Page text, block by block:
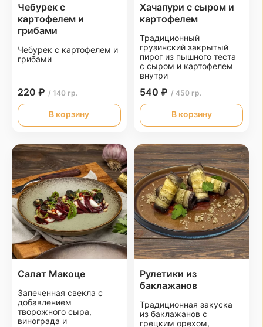
Чебурек с
картофелем и
грибами
Чебурек с картофелем и
грибами
220 ₽ / 140 гр.
В корзину
Хачапури с сыром и
картофелем
Традиционный
грузинский закрытый
пирог из пышного теста
с сыром и картофелем
внутри
540 ₽ / 450 гр.
В корзину
Салат Макоце
Запеченная свекла с
добавлением
творожного сыра,
винограда и
Рулетики из
баклажанов
Традиционная закуска
из баклажанов с
грецким орехом,